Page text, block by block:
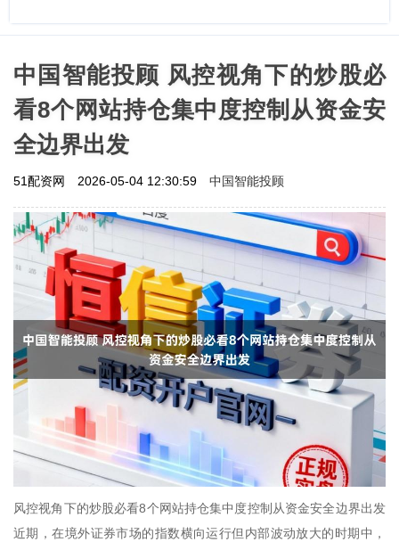
中国智能投顾 风控视角下的炒股必
看8个网站持仓集中度控制从资金安
全边界出发
51配资网 2026-05-04 12:30:59 中国智能投顾
风控视角下的炒股必看8个网站持仓集中度控制从资金安全边界出发
近期，在境外证券市场的指数横向运行但内部波动放大的时期中，